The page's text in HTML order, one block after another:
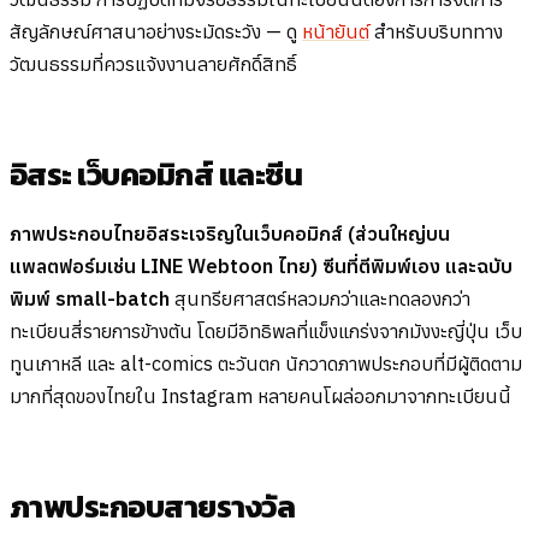
สัญลักษณ์ศาสนาอย่างระมัดระวัง — ดู หน้ายันต์สำหรับบริบททาง
วัฒนธรรมที่ควรแจ้งงานลายศักดิ์สิทธิ์
อิสระ เว็บคอมิกส์ และซีน
ภาพประกอบไทยอิสระเจริญในเว็บคอมิกส์ (ส่วนใหญ่บน
แพลตฟอร์มเช่น LINE Webtoon ไทย) ซีนที่ตีพิมพ์เอง และฉบับ
พิมพ์ small-batch สุนทรียศาสตร์หลวมกว่าและทดลองกว่า
ทะเบียนสี่รายการข้างต้น โดยมีอิทธิพลที่แข็งแกร่งจากมังงะญี่ปุ่น เว็บ
ทูนเกาหลี และ alt-comics ตะวันตก นักวาดภาพประกอบที่มีผู้ติดตาม
มากที่สุดของไทยใน Instagram หลายคนโผล่ออกมาจากทะเบียนนี้
ภาพประกอบสายรางวัล